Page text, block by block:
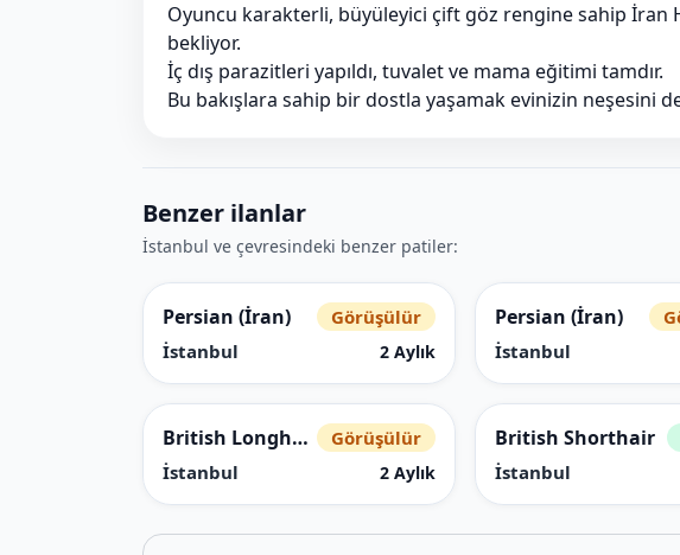
Oyuncu karakterli, büyüleyici çift göz rengine sahip İran
bekliyor.
İç dış parazitleri yapıldı, tuvalet ve mama eğitimi tamdır.
Bu bakışlara sahip bir dostla yaşamak evinizin neşesini
Benzer ilanlar
İstanbul ve çevresindeki benzer patiler:
Persian (İran)
Görüşülür
İstanbul
2 Aylık
Persian (İran)
İstanbul
British Longhair
Görüşülür
İstanbul
2 Aylık
British Shorthair
İstanbul